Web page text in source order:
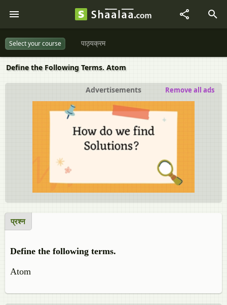
Select your course पाठ्यक्रम
Define the Following Terms. Atom
Advertisements Remove all ads
प्रश्न
Define the following terms.
Atom